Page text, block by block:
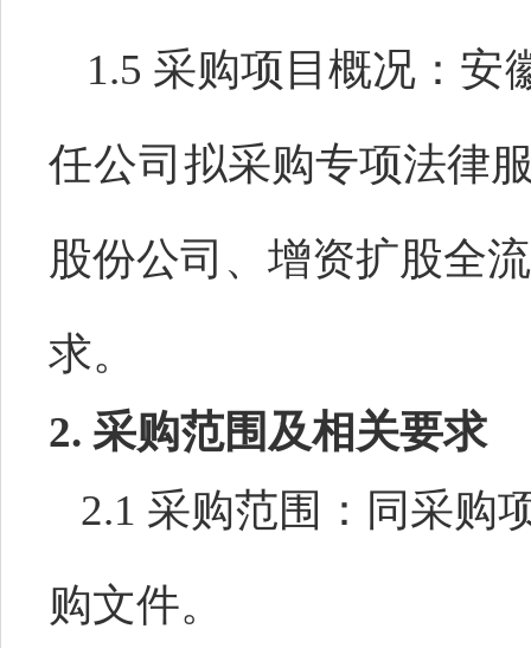
1.5 采购项目概况： 安
任公司 拟采购专项法律
股份公司、增资扩股全
求。
2. 采购范围及相关要求
2.1 采购范围：同采购
购文件。